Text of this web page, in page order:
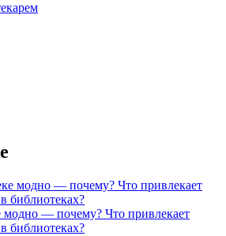
модно — почему? Что привлекает
библиотеках?